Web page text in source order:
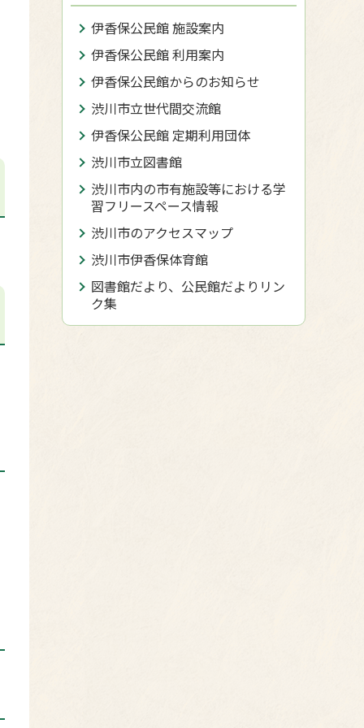
伊香保公民館 施設案内
伊香保公民館 利用案内
伊香保公民館からのお知らせ
渋川市立世代間交流館
伊香保公民館 定期利用団体
渋川市立図書館
渋川市内の市有施設等における学
習フリースペース情報
渋川市のアクセスマップ
渋川市伊香保体育館
図書館だより、公民館だよりリン
ク集